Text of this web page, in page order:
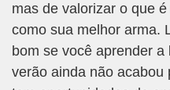
mas de valorizar o que
como sua melhor arma.
bom se você aprender
verão ainda não acabou